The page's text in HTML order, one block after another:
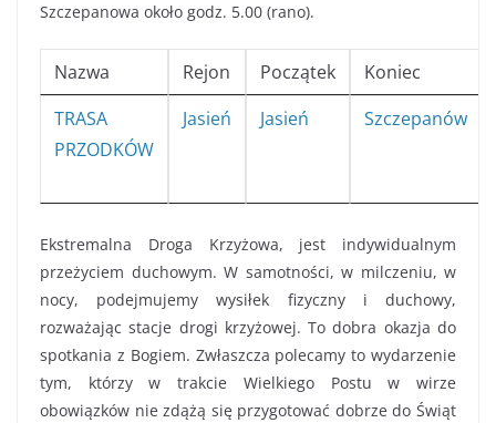
Szczepanowa około godz. 5.00 (rano).
Nazwa Rejon Początek
Koniec
TRASA
PRZODKÓW
Jasień Jasień Szczepanów
Ekstremalna Droga Krzyżowa, jest indywidualnym
przeżyciem duchowym. W samotności, w milczeniu, w
nocy, podejmujemy wysiłek fizyczny i duchowy,
rozważając stacje drogi krzyżowej. To dobra okazja do
spotkania z Bogiem. Zwłaszcza polecamy to wydarzenie
tym, którzy w trakcie Wielkiego Postu w wirze
obowiązków nie zdążą się przygotować dobrze do Świąt